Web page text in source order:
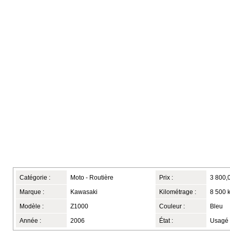
Catégorie : Moto - Routière
Marque : Kawasaki
Modèle : Z1000
Année : 2006
Prix : 3
Kilométrage : 8 500
Couleur : Bleu
État : Usagé